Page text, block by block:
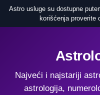
Astro usluge su dostupne
korišćenja proverite
Najveći i najstariji
astrologija,